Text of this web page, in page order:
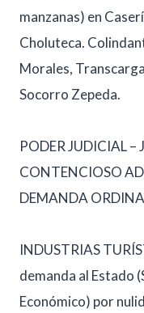
manzanas) en
Choluteca.
Morales,
Socorro Zepeda.
PODER JUDICIAL –
CONTENCIOSO
DEMANDA
INDUSTRIAS
demanda al Estado
Económico) por